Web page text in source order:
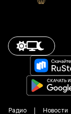
Радио Новости